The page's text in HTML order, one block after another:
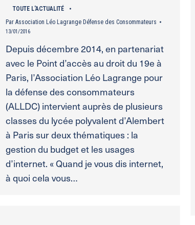
TOUTE L'ACTUALITÉ
Par Association Léo Lagrange Défense des Consommateurs
13/01/2016
Depuis décembre 2014, en partenariat
avec le Point d’accès au droit du 19e à
Paris, l’Association Léo Lagrange pour
la défense des consommateurs
(ALLDC) intervient auprès de plusieurs
classes du lycée polyvalent d’Alembert
à Paris sur deux thématiques : la
gestion du budget et les usages
d’internet. « Quand je vous dis internet,
à quoi cela vous…